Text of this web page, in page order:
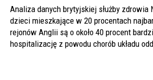
Analiza danych brytyjskiej służby zdrowia
dzieci mieszkające w 20 procentach
rejonów Anglii są o około 40 procent
hospitalizację z powodu chorób układu